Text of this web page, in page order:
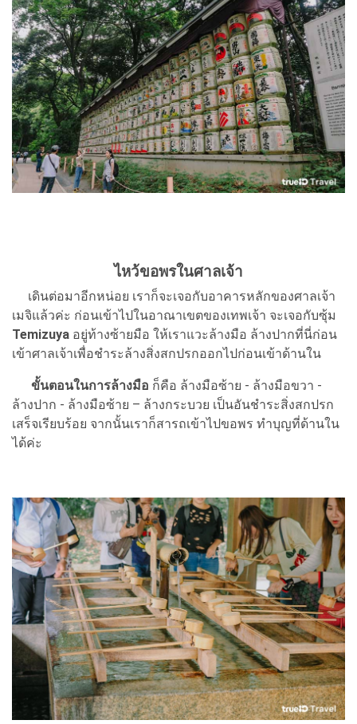
ไหว้ขอพรในศาลเจ้า
เดินต่อมาอีกหน่อย เราก็จะเจอกับอาคารหลักของศาลเจ้า
เมจิแล้วค่ะ ก่อนเข้าไปในอาณาเขตของเทพเจ้า จะเจอกับซุ้ม
Temizuya อยู่ท้างซ้ายมือ ให้เราแวะล้างมือ ล้างปากที่นี่ก่อน
เข้าศาลเจ้าเพื่อชำระล้างสิ่งสกปรกออกไปก่อนเข้าด้านใน
ขั้นตอนในการล้างมือ ก็คือ ล้างมือซ้าย - ล้างมือขวา -
ล้างปาก - ล้างมือซ้าย – ล้างกระบวย เป็นอันชำระสิ่งสกปรก
เสร็จเรียบร้อย จากนั้นเราก็สารถเข้าไปขอพร ทำบุญที่ด้านใน
ได้ค่ะ